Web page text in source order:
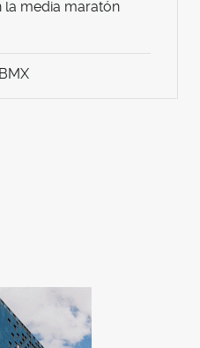
la media maratón